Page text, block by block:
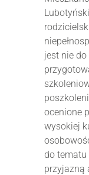
jest nie
ocenione
wysokiej
do tematu
przyjazną